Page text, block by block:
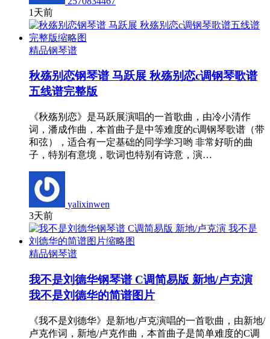
1天前
精品钢琴谱
秋殇别恋钢琴谱 马跃展 秋殇别恋c调钢琴歌谱
五线谱完整版
《秋殇别恋》是马跃展演唱的一首歌曲，由冷小清作
词，潘成作曲，本首曲子是中等难度的c调钢琴歌谱（带
和弦），适合有一定基础的同学学习哟 非常好听的曲
子，特别有意境，歌词也特别有诗意，演…
yalixinwen
3天前
精品钢琴谱
我不是刘德华钢琴谱 C调简易版 新地/卢克演
我不是刘德华的简谱图片
《我不是刘德华》是新地/卢克演唱的一首歌曲，由新地/
卢克作词，新地/卢克作曲，本首曲子是简单难度的C调